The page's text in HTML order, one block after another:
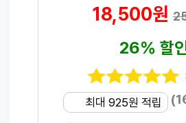
18,500원
26% 할
최대 925원 적립